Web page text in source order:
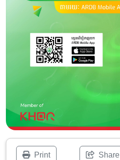
Print Share